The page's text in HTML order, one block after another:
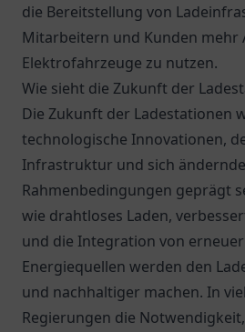
die Bereitstellung von
Mitarbeitern und Kunden mehr
Elektrofahrzeuge zu nutzen.
Wie sieht die Zukunft der
Die Zukunft der Ladestationen
technologische Innovationen,
Infrastruktur und sich
Rahmenbedingungen geprägt
wie drahtloses Laden,
und die Integration von
Energiequellen werden den
und nachhaltiger machen. In
Regierungen die